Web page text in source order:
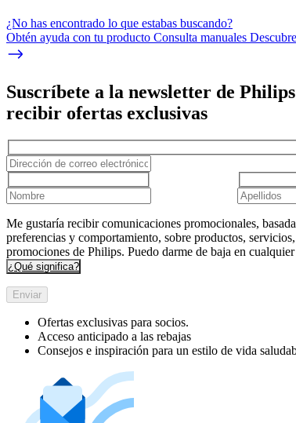
¿No has encontrado lo que estabas buscando?
Obtén ayuda con tu producto Consulta manuales
Suscríbete a la newsletter de
recibir ofertas exclusivas
Me gustaría recibir comunicaciones promocionales,
preferencias y comportamiento, sobre productos,
promociones de Philips. Puedo darme de baja en
¿Qué significa?
Enviar
Ofertas exclusivas para socios.
Acceso anticipado a las rebajas
Consejos e inspiración para un estilo de vida